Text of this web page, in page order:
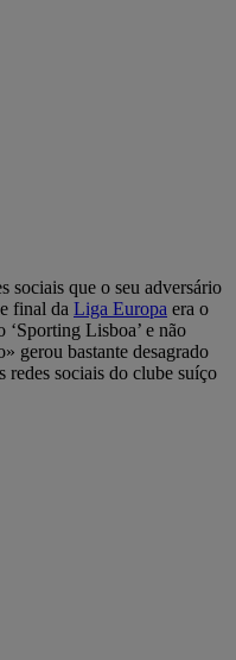
sociais que o seu adversário
final da Liga Europa era o
‘Sporting Lisboa’ e não
gerou bastante desagrado
redes sociais do clube suíço